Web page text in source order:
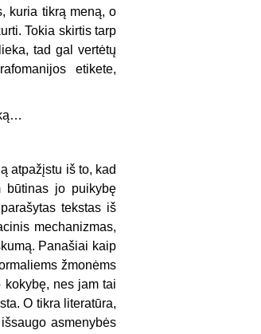
kuria tikrą meną, o
Tokia skirtis tarp
tad gal vertėtų
etikete,
atpažįstu iš to, kad
būtinas jo puikybę
tekstas iš
mechanizmas,
Panašiai kaip
žmonėms
kokybę, nes jam tai
O tikra literatūra,
asmenybės